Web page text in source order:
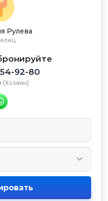
Рулева
92-80
(Хозяин)